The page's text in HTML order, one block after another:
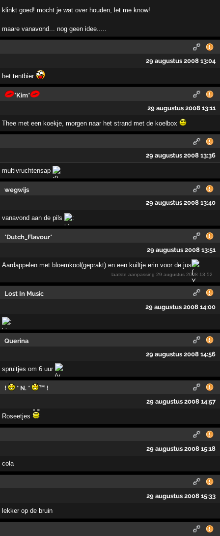
klinkt goed! mocht je wat over houden, let me know!
maare vanavond... nog geen idee.....
29 augustus 2008 13:04
het tentbier
*Kim*
29 augustus 2008 13:11
Thee met een koekje, morgen naar het strand met de koelbox
29 augustus 2008 13:36
multivruchtensap
wegwijs
29 augustus 2008 13:40
vanavond aan de pils
*Dutch_Flavour*
29 augustus 2008 13:51
Aardappelen met bloemkool(geprakt) en een kuiltje erin voor de jus
laatste aanpassing29 augustus 2008 13:52
Lost In Music
29 augustus 2008 14:00
Querina
29 augustus 2008 14:56
spruitjes om 6 uur
! * N. *
™ !
29 augustus 2008 14:57
Roseetjes
29 augustus 2008 15:18
cola
29 augustus 2008 15:33
lekker op de bruin